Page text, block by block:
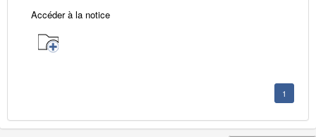
Accéder à la notice
1